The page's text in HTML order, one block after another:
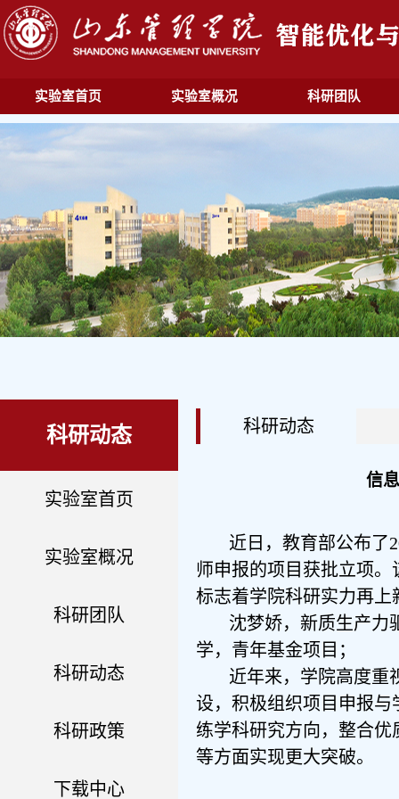
实验室首页 实验室概况 科研团队
科研动态
实验室首页
实验室概况
科研团队
科研动态
科研政策
下载中心
科研动态
信
近日，教育部公布了
师申报的项目获批立项
标志着学院科研实力再
沈梦娇，新质生产力
学，青年基金项目；
近年来，学院高度重
设，积极组织项目申报
练学科研究方向，整合
等方面实现更大突破。